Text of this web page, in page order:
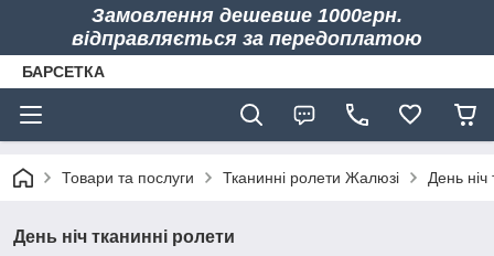
Замовлення дешевше 1000грн.
відправляється за передоплатою
БАРСЕТКА
Товари та послуги Тканинні ролети Жалюзі День ніч
День ніч тканинні ролети